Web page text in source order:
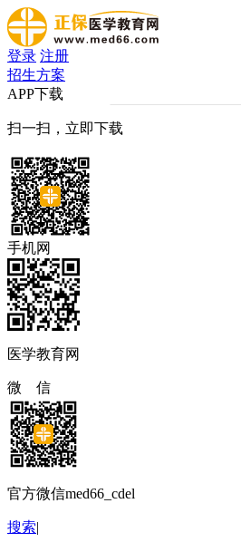
登录 注册
招生方案
APP下载
扫一扫，立即下载
手机网
医学教育网
微 信
官方微信med66_cdel
搜索|